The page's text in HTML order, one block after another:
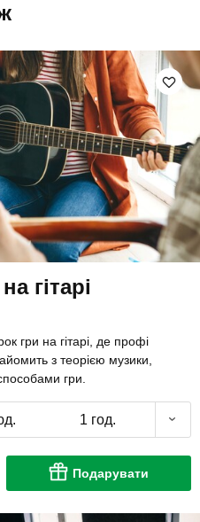
гітарі
гри на гітарі, де профі
з теорією музики,
гри.
1 год.
Подарувати